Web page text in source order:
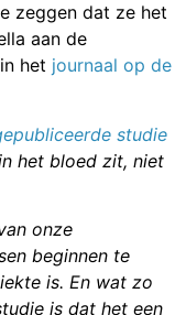
zeggen dat ze het
aan de
het journaal op de
studie
het bloed zit, niet
onze
beginnen te
is. En wat zo
is dat het een